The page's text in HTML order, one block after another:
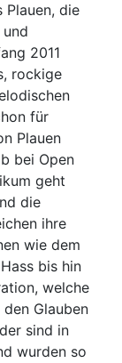
Plauen, die
2011
rockige
für
Plauen
bei Open
geht
die
ihre
wie dem
bis hin
welche
Glauben
sind in
wurden so